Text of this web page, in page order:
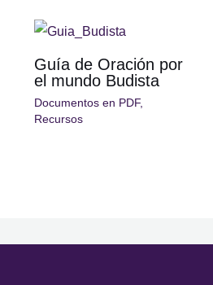
Guía de Oración por
el mundo Budista
Documentos en PDF,
Recursos